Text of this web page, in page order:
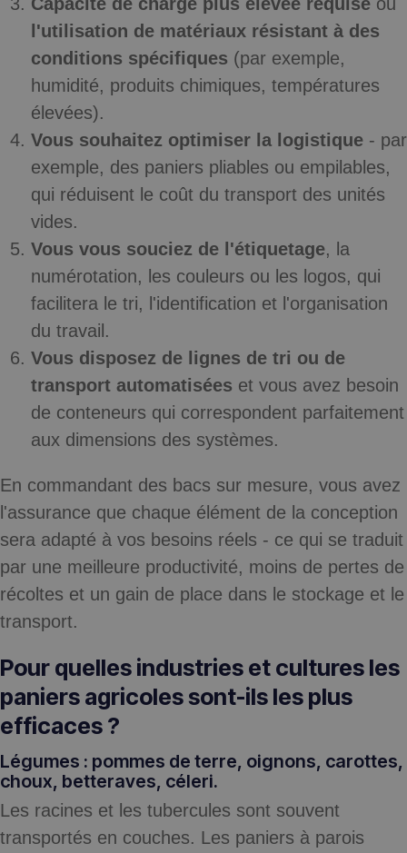
l'utilisation de matériaux résistant à des
conditions spécifiques (par exemple,
humidité, produits chimiques, températures
élevées).
Vous souhaitez optimiser la logistique - par
exemple, des paniers pliables ou empilables,
qui réduisent le coût du transport des unités
vides.
Vous vous souciez de l'étiquetage, la
numérotation, les couleurs ou les logos, qui
facilitera le tri, l'identification et l'organisation
du travail.
Vous disposez de lignes de tri ou de
transport automatisées et vous avez besoin
de conteneurs qui correspondent parfaitement
aux dimensions des systèmes.
En commandant des bacs sur mesure, vous avez
l'assurance que chaque élément de la conception
sera adapté à vos besoins réels - ce qui se traduit
par une meilleure productivité, moins de pertes de
récoltes et un gain de place dans le stockage et le
transport.
Pour quelles industries et cultures les
paniers agricoles sont-ils les plus
efficaces ?
Légumes : pommes de terre, oignons, carottes,
choux, betteraves, céleri.
Les racines et les tubercules sont souvent
transportés en couches. Les paniers à parois